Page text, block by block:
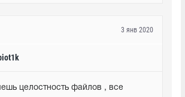
3 янв 2020
целостность файлов , все